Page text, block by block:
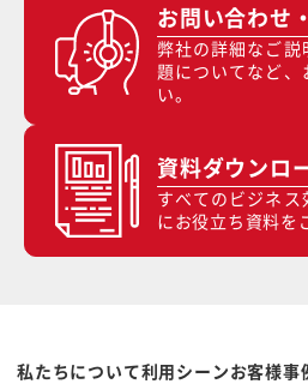
お問い合わせ
弊社の詳細なご説
題についてなど、
い。
資料ダウンロ
すべてのビジネ
にお役立ち資料を
私たちについて利用シーンお客様事